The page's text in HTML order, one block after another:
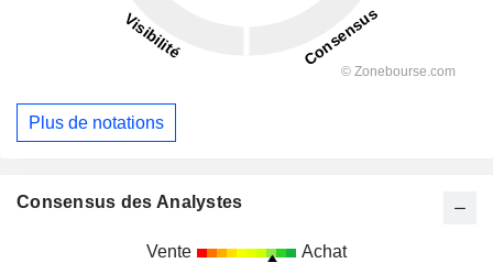
Plus de notations
Consensus des Analystes
Vente Achat